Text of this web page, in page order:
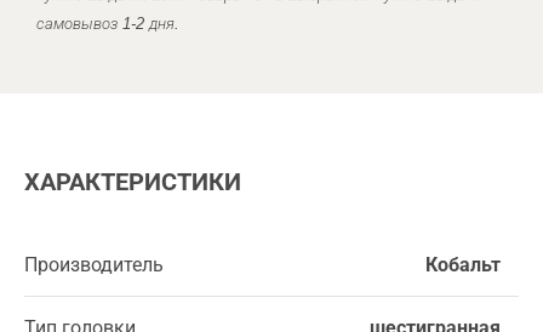
самовывоз 1-2 дня.
ХАРАКТЕРИСТИКИ
Производитель Кобальт
Тип головки шестигранная